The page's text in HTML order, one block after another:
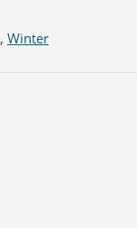
, Winter